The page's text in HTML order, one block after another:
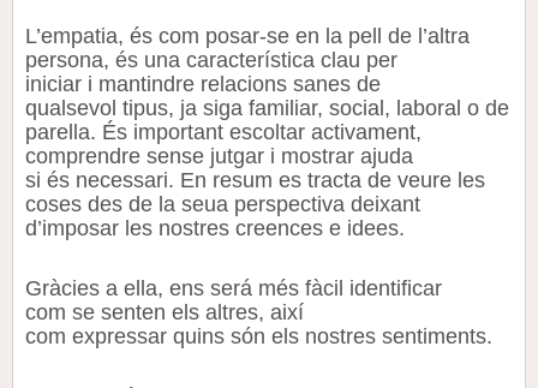
L’empatia, és com posar-se en la pell de l’altra
persona, és una característica clau per
iniciar i mantindre relacions sanes de
qualsevol tipus, ja siga familiar, social, laboral o de
parella. És important escoltar activament,
comprendre sense jutgar i mostrar ajuda
si és necessari. En resum es tracta de veure les
coses des de la seua perspectiva deixant
d’imposar les nostres creences e idees.
Gràcies a ella, ens será més fàcil identificar
com se senten els altres, així
com expressar quins són els nostres sentiments.